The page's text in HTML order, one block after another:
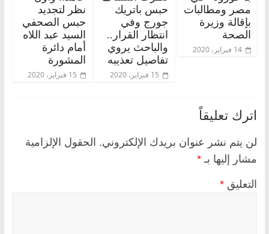
مصر ومطالبات
بإقالة وزيرة
الصحة
14 فبراير، 2020
حبس باتريك
جورج وفي
انتظار القرار..
والباحث يروي
تفاصيل تعذيبه
15 فبراير، 2020
نظر لتجديد
حبس الصحفي
السيد عبد اللاه
أمام دائرة
المشورة
15 فبراير، 2020
اترك تعليقاً
لن يتم نشر عنوان بريدك الإلكتروني. الحقول الإلزامية
مشار إليها بـ *
التعليق *